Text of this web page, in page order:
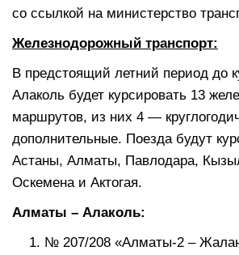
со ссылкой на министерство
Железнодорожный транспорт:
В предстоящий летний период до
Алаколь будет курсировать 13
маршрутов, из них 4 —
дополнительные. Поезда будут
Астаны, Алматы, Павлодара,
Оскемена и Актогая.
Алматы – Алаколь:
№ 207/208 «Алматы-2 –